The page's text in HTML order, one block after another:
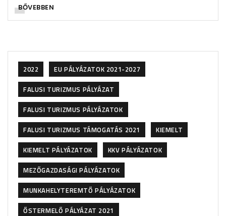
BŐVEBBEN
2022
EU PÁLYÁZATOK 2021-2027
FALUSI TURIZMUS PÁLYÁZAT
FALUSI TURIZMUS PÁLYÁZATOK
FALUSI TURIZMUS TÁMOGATÁS 2021
KIEMELT
KIEMELT PÁLYÁZATOK
KKV PÁLYÁZATOK
MEZŐGAZDASÁGI PÁLYÁZATOK
MUNKAHELYTEREMTŐ PÁLYÁZATOK
ŐSTERMELŐ PÁLYÁZAT 2021